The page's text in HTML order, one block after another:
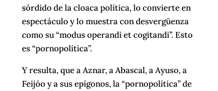
sórdido de la cloaca política, lo convierte en
espectáculo y lo muestra con desvergüenza
como su “modus operandi et cogitandi”. Esto
es “pornopolítica”.
Y resulta, que a Aznar, a Abascal, a Ayuso, a
Feijóo y a sus epígonos, la “pornopolítica” de